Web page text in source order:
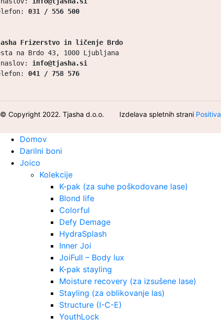
031 / 556 500
Frizerstvo in ličenje Brdo
na Brdo 43, 1000 Ljubljana
info@tjasha.si
041 / 758 576
© Copyright 2022. Tjasha d.o.o. Izdelava spletnih strani Positiva
Domov
Darilni boni
Joico
Kolekcije
K-pak (za suhe poškodovane lase)
Blond life
Colorful
Defy Demage
HydraSplash
Inner Joi
JoiFull – Body lux
K-pak stayling
Moisture recovery (za izsušene lase)
Stayling (za oblikovanje las)
Structure (I-C-E)
YouthLock